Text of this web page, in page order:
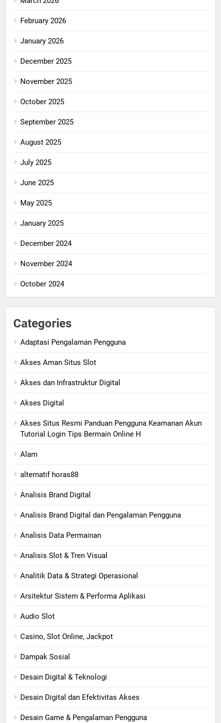
February 2026
January 2026
December 2025
November 2025
October 2025
September 2025
August 2025
July 2025
June 2025
May 2025
January 2025
December 2024
November 2024
October 2024
Categories
Adaptasi Pengalaman Pengguna
Akses Aman Situs Slot
Akses dan Infrastruktur Digital
Akses Digital
Akses Situs Resmi Panduan Pengguna Keamanan Akun
Tutorial Login Tips Bermain Online H
Alam
alternatif horas88
Analisis Brand Digital
Analisis Brand Digital dan Pengalaman Pengguna
Analisis Data Permainan
Analisis Slot & Tren Visual
Analitik Data & Strategi Operasional
Arsitektur Sistem & Performa Aplikasi
Audio Slot
Casino, Slot Online, Jackpot
Dampak Sosial
Desain Digital & Teknologi
Desain Digital dan Efektivitas Akses
Desain Game & Pengalaman Pengguna